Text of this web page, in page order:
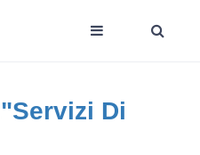
"servizi Di